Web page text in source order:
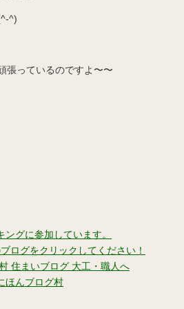
^)
張っているのですよ〜〜
ングに参加しています。
ログをクリックしてください！
ほんブログ村